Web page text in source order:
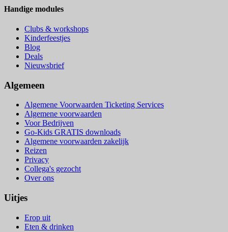
Handige modules
Clubs & workshops
Kinderfeestjes
Blog
Deals
Nieuwsbrief
Algemeen
Algemene Voorwaarden Ticketing Services
Algemene voorwaarden
Voor Bedrijven
Go-Kids GRATIS downloads
Algemene voorwaarden zakelijk
Reizen
Privacy
Collega's gezocht
Over ons
Uitjes
Erop uit
Eten & drinken